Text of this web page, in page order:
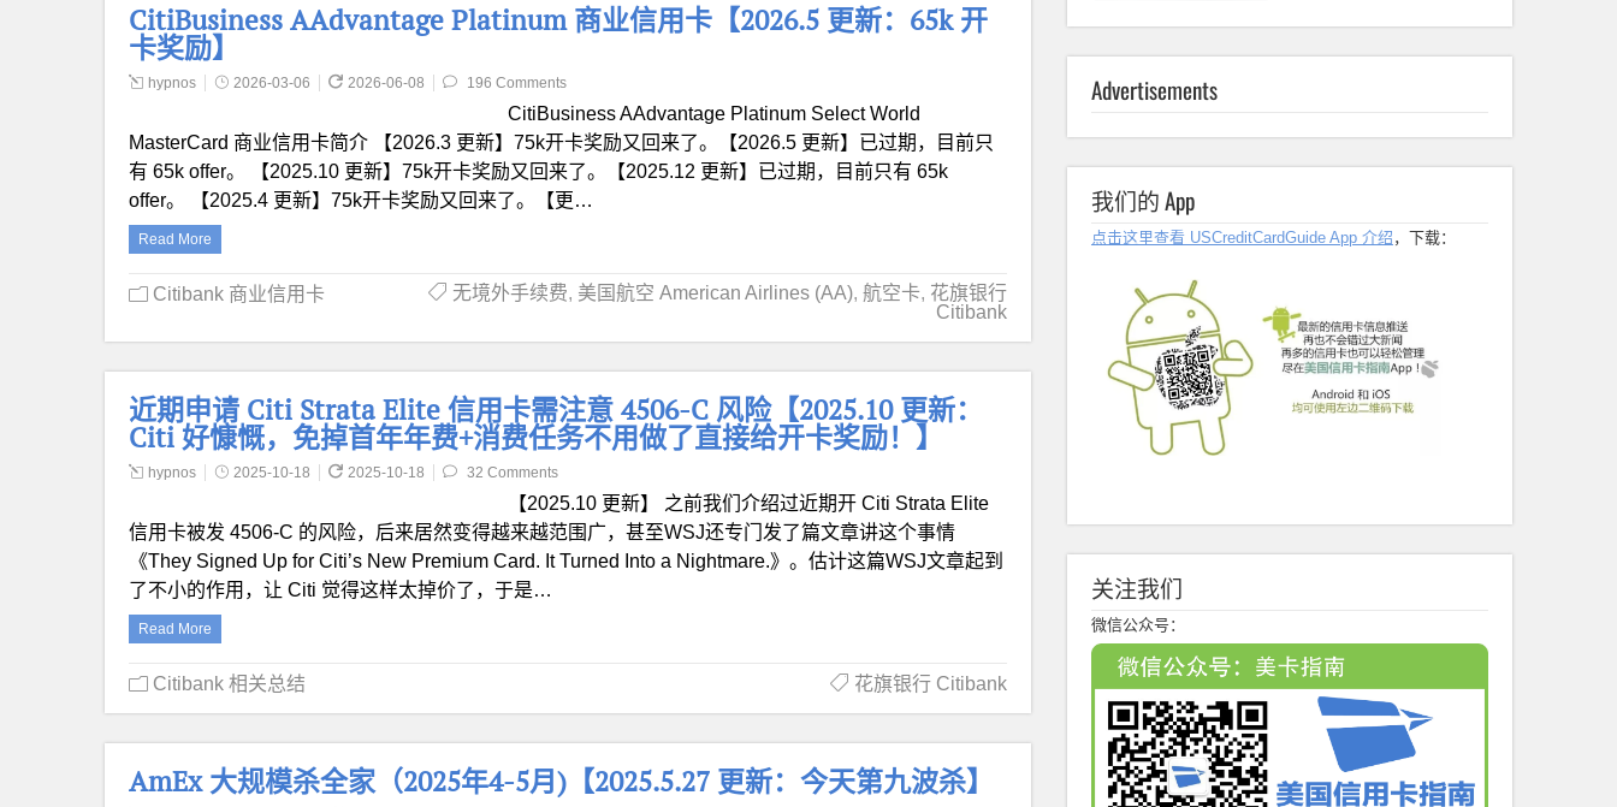
CitiBusiness AAdvantage Platinum 商业信用卡【2026.5 更新：65k 开
卡奖励】
hypnos 2026-03-06 2026-06-08 196 Comments
CitiBusiness AAdvantage Platinum Select World
MasterCard 商业信用卡简介 【2026.3 更新】75k开卡奖励又回来了。【2026.5 更新】已过期，目前只
有 65k offer。 【2025.10 更新】75k开卡奖励又回来了。【2025.12 更新】已过期，目前只有 65k
offer。 【2025.4 更新】75k开卡奖励又回来了。【更…
Read More
Citibank 商业信用卡 无境外手续费, 美国航空 American Airlines (AA), 航空卡, 花旗银行
Citibank
近期申请 Citi Strata Elite 信用卡需注意 4506-C 风险【2025.10 更新：
Citi 好慷慨，免掉首年年费+消费任务不用做了直接给开卡奖励！】
hypnos 2025-10-18 2025-10-18 32 Comments
【2025.10 更新】 之前我们介绍过近期开 Citi Strata Elite
信用卡被发 4506-C 的风险，后来居然变得越来越范围广，甚至WSJ还专门发了篇文章讲这个事情
《They Signed Up for Citi’s New Premium Card. It Turned Into a Nightmare.》。估计这篇WSJ文章起到
了不小的作用，让 Citi 觉得这样太掉价了，于是…
Read More
Citibank 相关总结 花旗银行 Citibank
AmEx 大规模杀全家（2025年4-5月)【2025.5.27 更新：今天第九波杀】
Advertisements
我们的 App
点击这里查看 USCreditCardGuide App 介绍 ，下载：
关注我们
微信公众号：